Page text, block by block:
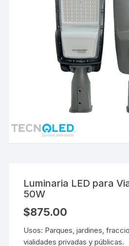
Luminaria LED para
50W
$875.00
Usos: Parques, jardines,
vialidades privadas y públicas.